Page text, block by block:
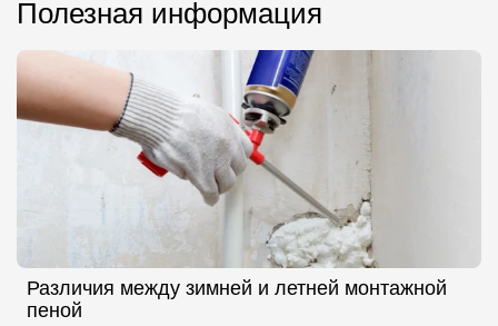
Полезная информация
Различия между зимней и летней монтажной
пеной